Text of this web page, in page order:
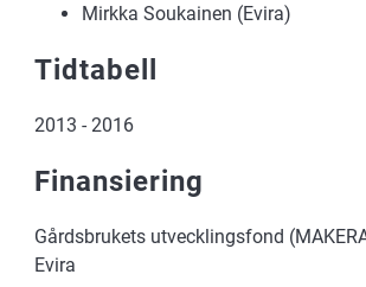
Mirkka Soukainen (Evira)
Tidtabell
2013 - 2016
Finansiering
Gårdsbrukets utvecklingsfond
Evira